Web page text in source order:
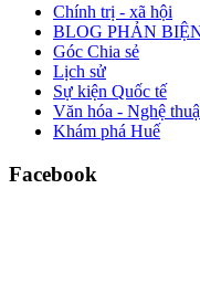
Chính trị - xã hội
BLOG PHẢN
Góc Chia sẻ
Lịch sử
Sự kiện Quốc tế
Văn hóa - Nghệ
Khám phá Huế
Facebook